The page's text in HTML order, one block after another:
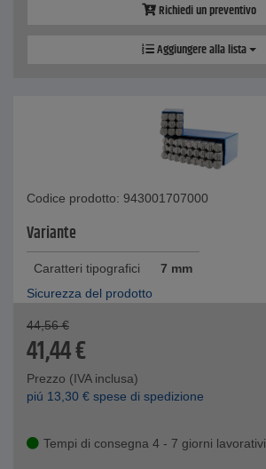
Richiedi un preventivo
Aggiungere alla lista
Codice prodotto: 943001707000
Variante
Caratteri tipografici
7 mm
Sicurezza del prodotto
44,56 €
41,44€
Prezzo (IVA inclusa)
piú 13,30 € spese di spedizione
Tempi di consegna 4 - 7 giorni lavorativi